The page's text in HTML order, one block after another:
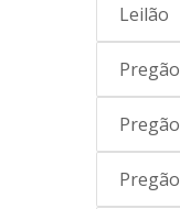
Leilão
Pregão